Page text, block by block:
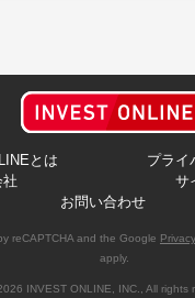
とは
プライ
サ
お問い合わせ
reCAPTCHA and the Google
apply.
INVEST ONLINE, INC., All rights